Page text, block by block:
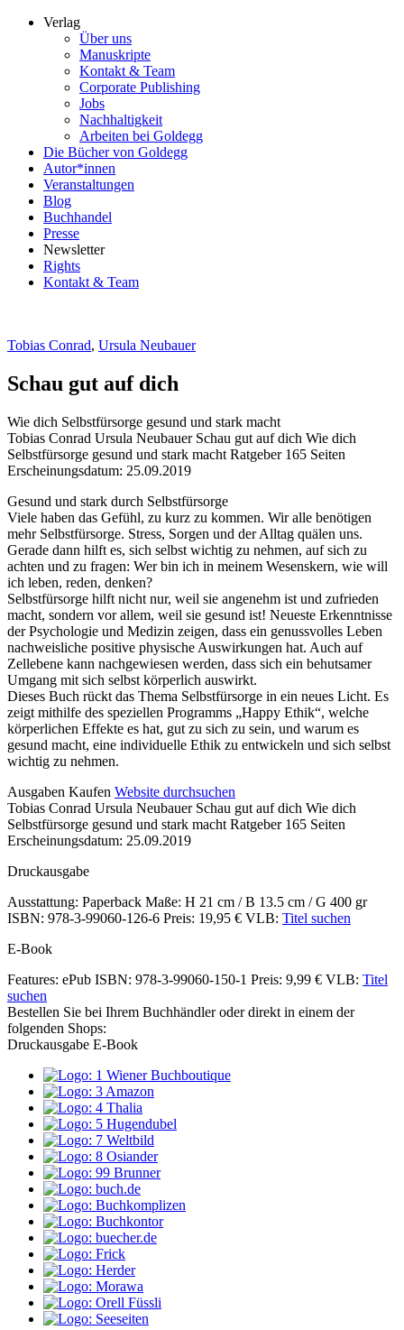
Verlag
Über uns
Manuskripte
Kontakt & Team
Corporate Publishing
Jobs
Nachhaltigkeit
Arbeiten bei Goldegg
Die Bücher von Goldegg
Autor*innen
Veranstaltungen
Blog
Buchhandel
Presse
Newsletter
Rights
Kontakt & Team
Tobias Conrad, Ursula Neubauer
Schau gut auf dich
Wie dich Selbstfürsorge gesund und stark macht
Beschreibung
Tobias Conrad Ursula Neubauer Schau gut auf dich Wie dich
Selbstfürsorge gesund und stark macht Ratgeber 165 Seiten
Erscheinungsdatum: 25.09.2019
Beschreibung
Gesund und stark durch Selbstfürsorge
Viele haben das Gefühl, zu kurz zu kommen. Wir alle benötigen
mehr Selbstfürsorge. Stress, Sorgen und der Alltag quälen uns.
Gerade dann hilft es, sich selbst wichtig zu nehmen, auf sich zu
achten und zu fragen: Wer bin ich in meinem Wesenskern, wie will
ich leben, reden, denken?
Selbstfürsorge hilft nicht nur, weil sie angenehm ist und zufrieden
macht, sondern vor allem, weil sie gesund ist! Neueste Erkenntnisse
der Psychologie und Medizin zeigen, dass ein genussvolles Leben
nachweisliche positive physische Auswirkungen hat. Auch auf
Zellebene kann nachgewiesen werden, dass sich ein behutsamer
Umgang mit sich selbst körperlich auswirkt.
Dieses Buch rückt das Thema Selbstfürsorge in ein neues Licht. Es
zeigt mithilfe des speziellen Programms „Happy Ethik“, welche
körperlichen Effekte es hat, gut zu sich zu sein, und warum es
gesund macht, eine individuelle Ethik zu entwickeln und sich selbst
wichtig zu nehmen.
Details
und
Inhalte
Ausgaben Kaufen Website durchsuchen
Tobias Conrad Ursula Neubauer Schau gut auf dich Wie dich
Selbstfürsorge gesund und stark macht Ratgeber 165 Seiten
Erscheinungsdatum: 25.09.2019
Druckausgabe
Ausstattung: Paperback Maße: H 21 cm / B 13.5 cm / G 400 gr
ISBN: 978-3-99060-126-6 Preis: 19,95 € VLB: Titel suchen
E-Book
Features: ePub ISBN: 978-3-99060-150-1 Preis: 9,99 € VLB: Titel
suchen
Bestellen Sie bei Ihrem Buchhändler oder direkt in einem der
folgenden Shops:
Druckausgabe E-Book